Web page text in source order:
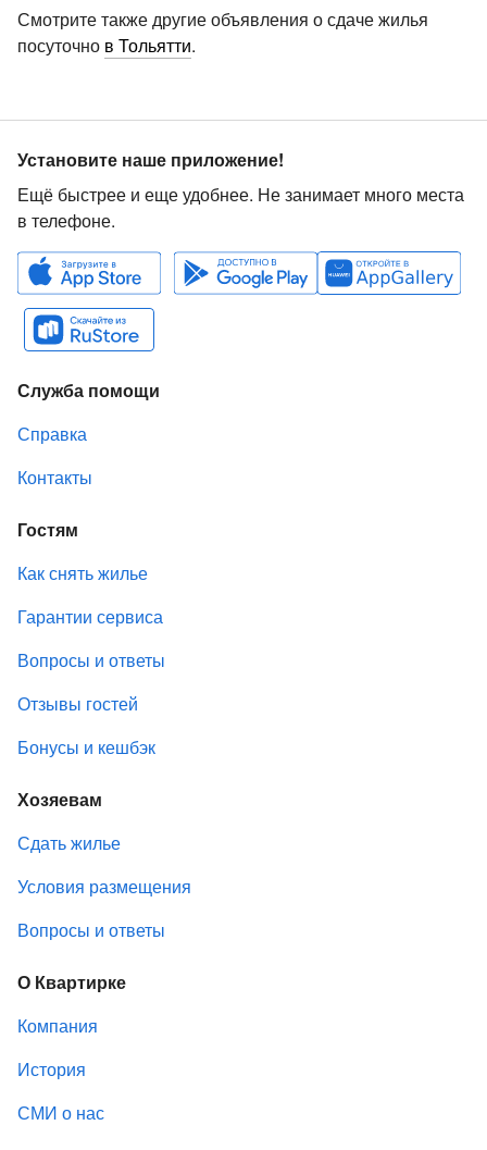
Смотрите также другие объявления о сдаче жилья
посуточно в Тольятти.
Установите наше приложение!
Ещё быстрее и еще удобнее. Не занимает много места
в телефоне.
Служба помощи
Справка
Контакты
Гостям
Как снять жилье
Гарантии сервиса
Вопросы и ответы
Отзывы гостей
Бонусы и кешбэк
Хозяевам
Сдать жилье
Условия размещения
Вопросы и ответы
О Квартирке
Компания
История
СМИ о нас